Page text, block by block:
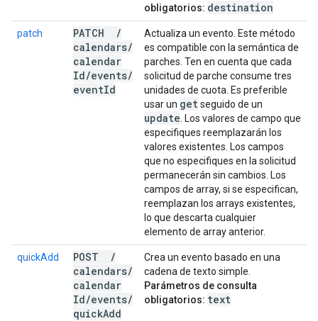
obligatorios: destination
patch PATCH
/
calendars/
calendar
Id/events/
eventId
Actualiza un evento. Este método
es compatible con la semántica de
parches. Ten en cuenta que cada
solicitud de parche consume tres
unidades de cuota. Es preferible
usar un getseguido de un
update . Los valores de campo que
especifiques reemplazarán los
valores existentes. Los campos
que no especifiques en la solicitud
permanecerán sin cambios. Los
campos de array, si se especifican,
reemplazan los arrays existentes,
lo que descarta cualquier
elemento de array anterior.
quickAdd POST
/
calendars/
calendar
Id/events/
quickAdd
Crea un evento basado en una
cadena de texto simple.
Parámetros de consulta
obligatorios: text